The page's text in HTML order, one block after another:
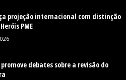
projeção internacional com distinção
PME
debates sobre a revisão do